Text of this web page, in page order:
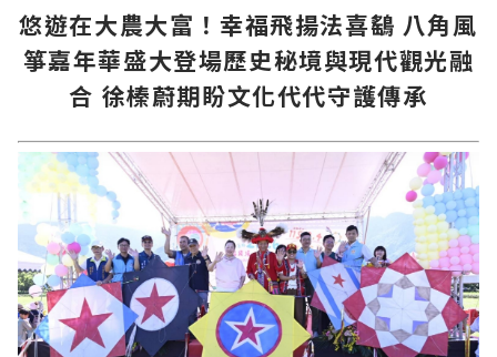
悠遊在大農大富！幸福飛揚法喜鷂 八角風
箏嘉年華盛大登場歷史秘境與現代觀光融
合 徐榛蔚期盼文化代代守護傳承